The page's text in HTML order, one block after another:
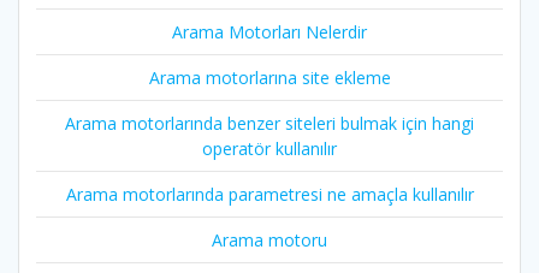
Arama Motorları Nelerdir
Arama motorlarına site ekleme
Arama motorlarında benzer siteleri bulmak için hangi
operatör kullanılır
Arama motorlarında parametresi ne amaçla kullanılır
Arama motoru